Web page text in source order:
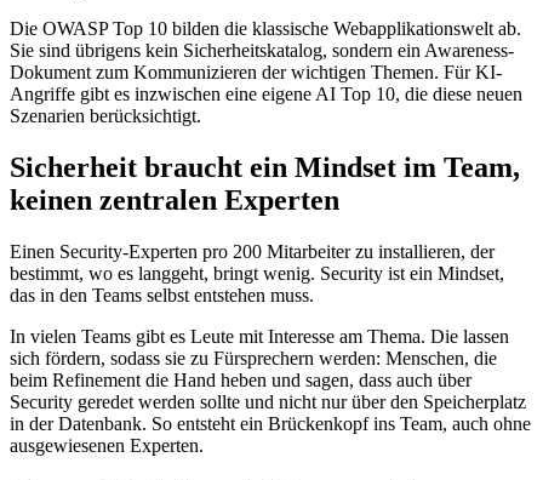
Die OWASP Top 10 bilden die klassische Webapplikationswelt ab.
Sie sind übrigens kein Sicherheitskatalog, sondern ein Awareness-
Dokument zum Kommunizieren der wichtigen Themen. Für KI-
Angriffe gibt es inzwischen eine eigene AI Top 10, die diese neuen
Szenarien berücksichtigt.
Sicherheit braucht ein Mindset im Team,
keinen zentralen Experten
Einen Security-Experten pro 200 Mitarbeiter zu installieren, der
bestimmt, wo es langgeht, bringt wenig. Security ist ein Mindset,
das in den Teams selbst entstehen muss.
In vielen Teams gibt es Leute mit Interesse am Thema. Die lassen
sich fördern, sodass sie zu Fürsprechern werden: Menschen, die
beim Refinement die Hand heben und sagen, dass auch über
Security geredet werden sollte und nicht nur über den Speicherplatz
in der Datenbank. So entsteht ein Brückenkopf ins Team, auch ohne
ausgewiesenen Experten.